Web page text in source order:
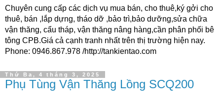
Chuyên cung cấp các dịch vụ mua bán, cho thuê,ký gởi cho
thuê, bán ,lắp dựng, tháo dỡ ,bảo trì,bảo dưỡng,sửa chữa
vận thăng, cẩu tháp, vận thăng nâng hàng,cần phân phối bê
tông CPB.Giá cả cạnh tranh nhất trên thị trường hiện nay.
Phone: 0946.867.978 /http://tankientao.com
Thứ Ba, 4 tháng 3, 2025
Phụ Tùng Vận Thăng Lồng SCQ200